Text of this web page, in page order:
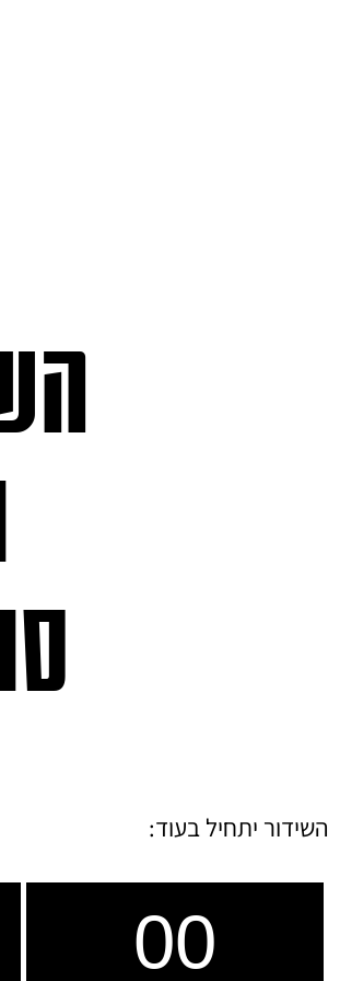
השידור יתחיל בעוד:
00